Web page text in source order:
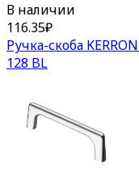
В наличии
116.35₽
Ручка-скоба
128 BL